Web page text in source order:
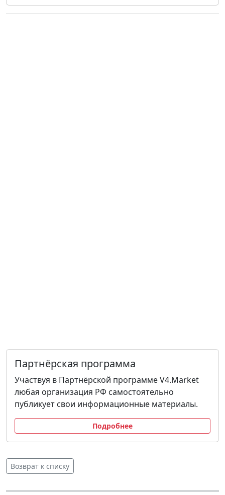
Партнёрская программа
Участвуя в Партнёрской программе V4.Market
любая организация РФ самостоятельно
публикует свои информационные материалы.
Подробнее
Возврат к списку